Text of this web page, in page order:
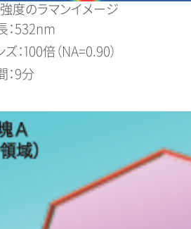
度のラマンイメージ
：532nm
：100倍（NA=0.90）
：9分